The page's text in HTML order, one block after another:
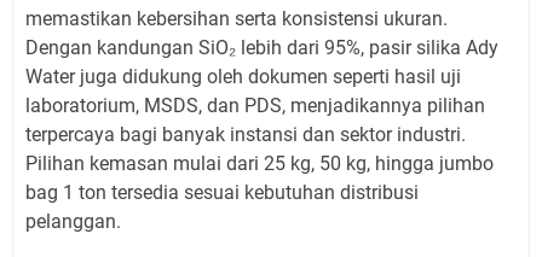
memastikan kebersihan serta konsistensi ukuran.
Dengan kandungan SiO₂ lebih dari 95%, pasir silika Ady
Water juga didukung oleh dokumen seperti hasil uji
laboratorium, MSDS, dan PDS, menjadikannya pilihan
terpercaya bagi banyak instansi dan sektor industri.
Pilihan kemasan mulai dari 25 kg, 50 kg, hingga jumbo
bag 1 ton tersedia sesuai kebutuhan distribusi
pelanggan.